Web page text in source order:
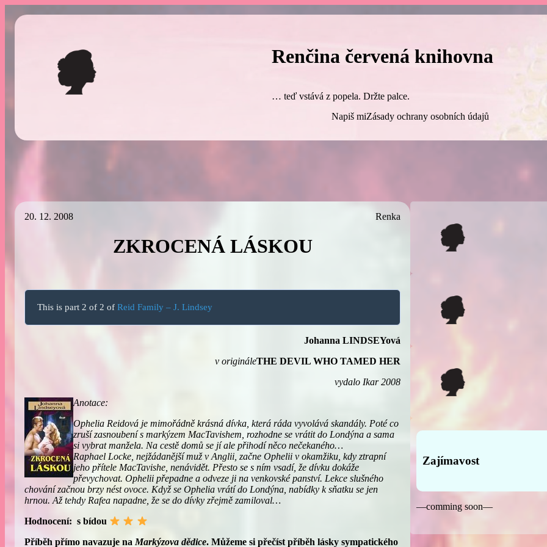
obsah
Renčina červená knihovna
… teď vstává z popela. Držte palce.
Napiš miZásady ochrany osobních údajů
20. 12. 2008 Renka
ZKROCENÁ LÁSKOU
This is part 2 of 2 of Reid Family – J. Lindsey
Johanna LINDSEYová
v origináleTHE DEVIL WHO TAMED HER
vydalo Ikar 2008
Anotace:
Ophelia Reidová je mimořádně krásná dívka, která ráda vyvolává skandály. Poté co
zruší zasnoubení s markýzem MacTavishem, rozhodne se vrátit do Londýna a sama
si vybrat manžela. Na cestě domů se jí ale přihodí něco nečekaného…
Raphael Locke, nejžádanější muž v Anglii, začne Ophelii v okamžiku, kdy ztrapní
jeho přítele MacTavishe, nenávidět. Přesto se s ním vsadí, že dívku dokáže
převychovat. Ophelii přepadne a odveze ji na venkovské panství. Lekce slušného
chování začnou brzy nést ovoce. Když se Ophelia vrátí do Londýna, nabídky k sňatku se jen
hrnou. Až tehdy Rafea napadne, že se do dívky zřejmě zamiloval…
Hodnocení: s bídou
Příběh přímo navazuje na Markýzova dědice. Můžeme si přečíst příběh lásky sympatického
Zajímavost
—comming soon—